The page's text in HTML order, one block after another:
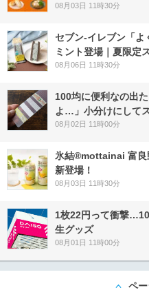
08月03日 11時30分
セブン‐イレブン「
ミント登場｜夏限定
08月06日 11時30分
100均に便利なの出
よ…」小分けにして
08月02日 11時00分
氷結®mottainai 富良
新登場！
08月03日 11時30分
1枚22円って衝撃
生グッズ
08月01日 11時00分
ペ